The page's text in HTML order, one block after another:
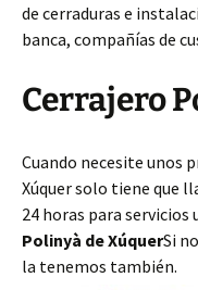
de cerraduras e
banca, compañías de
Cerrajero
Cuando necesite unos
Xúquer solo tiene que
24 horas para
Polinyà de XúquerSi
la tenemos también.